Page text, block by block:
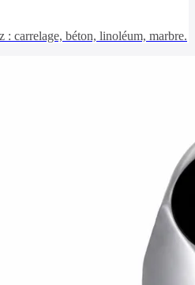
: carrelage, béton, linoléum, marbre.